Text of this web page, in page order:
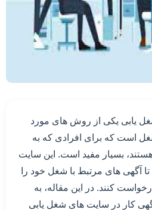
یابی یکی از روش های مورد
است که برای افرادی که به
بسیار مفید است. این سایت
تا آگهی های مرتبط با شغل خود را
کنند. در این مقاله، به
کار در سایت های شغل یابی